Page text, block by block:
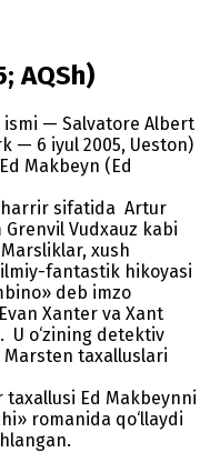
AQSh)
ismi — Salvatore Albert
— 6 iyul 2005, Ueston)
Makbeyn (Ed
sifatida Artur
Vudxauz kabi
xush
fantastik hikoyasi
deb imzo
Xanter va Xant
U o‘zining detektiv
taxalluslari
taxallusi Ed Makbeynni
romanida qo‘llaydi